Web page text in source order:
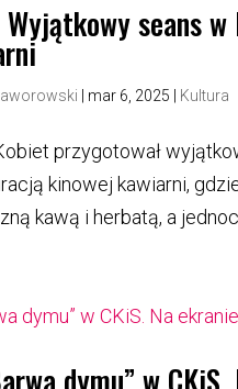
Wyjątkowy seans
mar 6, 2025 Kultura
przygotował
kinowej kawiarni,
kawą i herbatą, a